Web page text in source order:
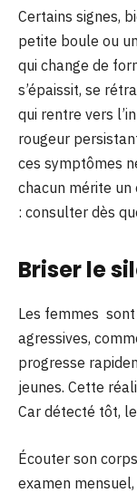
Certains signes,
petite boule ou
qui change de
s’épaissit, se
qui rentre vers
rougeur
ces symptômes
chacun mérite
: consulter dès
Briser le
Les femmes
agressives,
progresse
jeunes. Cette
Car détecté tôt,
Écouter son
examen